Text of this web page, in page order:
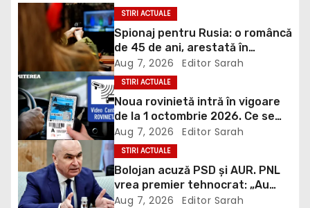
n
a
v
i
g
a
t
STIRI ACTUALE
Spionaj pentru Rusia: o româncă
de 45 de ani, arestată în
Germania. Misiunea ar fi vizat un
asasinat
Aug 7, 2026 Editor Sarah
STIRI ACTUALE
Noua rovinietă intră în vigoare
de la 1 octombrie 2026. Ce se
schimbă pentru transportatori
Aug 7, 2026 Editor Sarah
STIRI ACTUALE
Bolojan acuză PSD și AUR. PNL
vrea premier tehnocrat: „Au
lăsat România în faza finală de
Aug 7, 2026 Editor Sarah